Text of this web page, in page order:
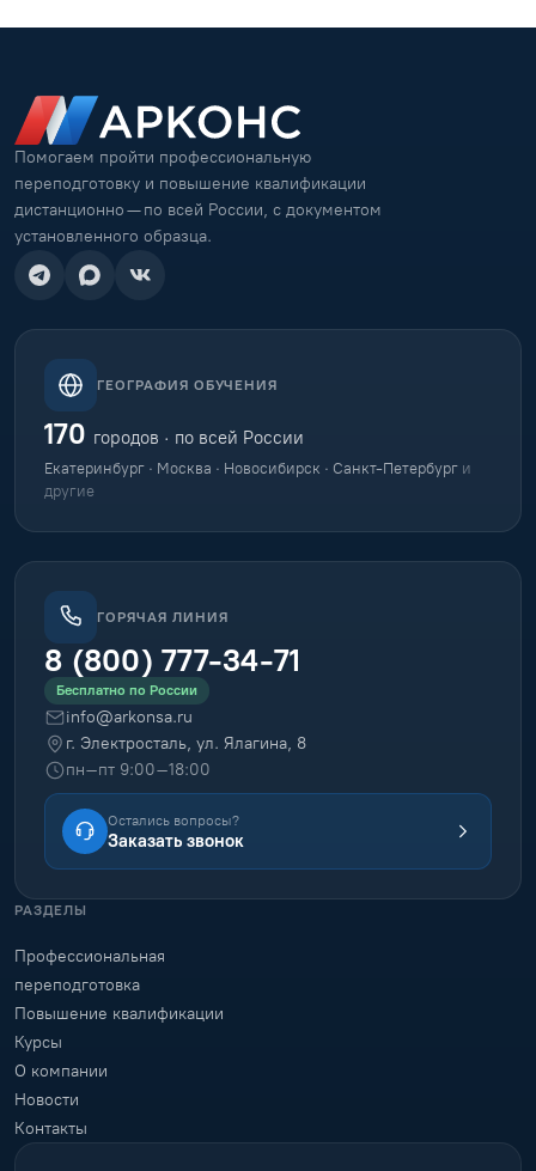
Помогаем пройти профессиональную
переподготовку и повышение квалификации
дистанционно — по всей России, с документом
установленного образца.
ГЕОГРАФИЯ ОБУЧЕНИЯ
170 городов · по всей России
Екатеринбург · Москва · Новосибирск · Санкт-Петербург и
другие
ГОРЯЧАЯ ЛИНИЯ
8 (800) 777-34-71
Бесплатно по России
info@arkonsa.ru
г. Электросталь, ул. Ялагина, 8
пн–пт 9:00–18:00
Остались вопросы?
Заказать звонок
РАЗДЕЛЫ
Профессиональная
переподготовка
Повышение квалификации
Курсы
О компании
Новости
Контакты